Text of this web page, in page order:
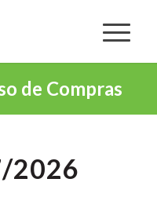
de Compras
2026